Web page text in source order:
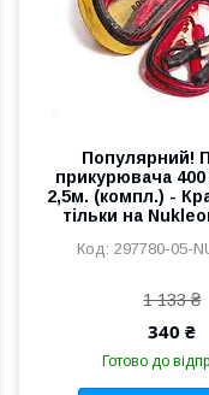
Популярний!
прикурювача
2,5м. (компл.) -
тільки на
297780-05-
1 133 ₴
340 ₴
Готово до